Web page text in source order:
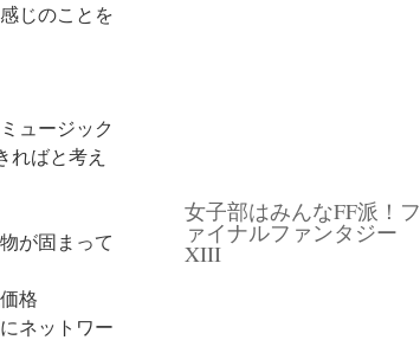
じのことを
ュージック
ればと考え
が固まって
格
ネットワー
女子部はみんなFF派！フ
ァイナルファンタジー
XIII